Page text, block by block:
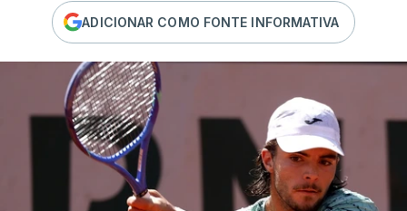
ADICIONAR COMO FONTE INFORMATIVA